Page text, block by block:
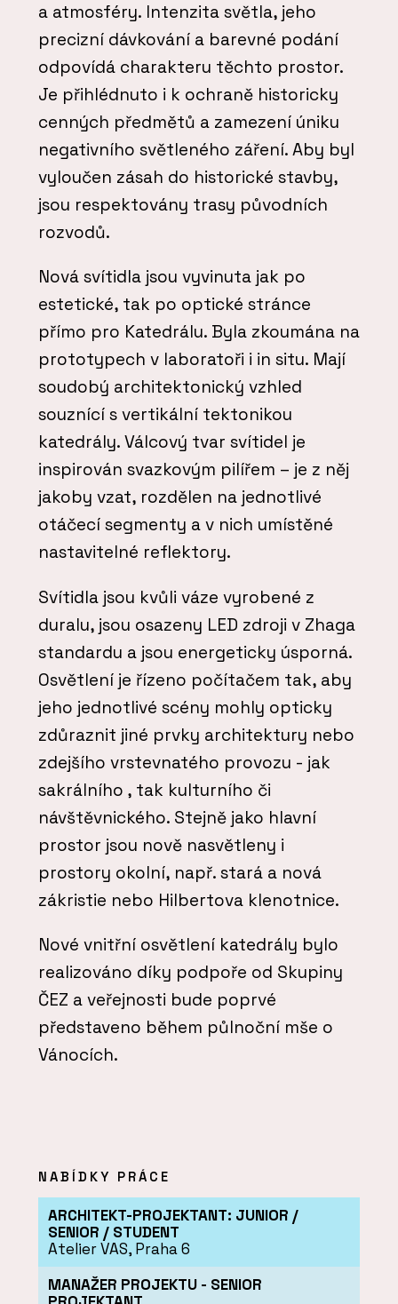
a atmosféry. Intenzita světla, jeho
precizní dávkování a barevné podání
odpovídá charakteru těchto prostor.
Je přihlédnuto i k ochraně historicky
cenných předmětů a zamezení úniku
negativního světleného záření. Aby byl
vyloučen zásah do historické stavby,
jsou respektovány trasy původních
rozvodů.
Nová svítidla jsou vyvinuta jak po
estetické, tak po optické stránce
přímo pro Katedrálu. Byla zkoumána na
prototypech v laboratoři i in situ. Mají
soudobý architektonický vzhled
souznící s vertikální tektonikou
katedrály. Válcový tvar svítidel je
inspirován svazkovým pilířem – je z něj
jakoby vzat, rozdělen na jednotlivé
otáčecí segmenty a v nich umístěné
nastavitelné reflektory.
Svítidla jsou kvůli váze vyrobené z
duralu, jsou osazeny LED zdroji v Zhaga
standardu a jsou energeticky úsporná.
Osvětlení je řízeno počítačem tak, aby
jeho jednotlivé scény mohly opticky
zdůraznit jiné prvky architektury nebo
zdejšího vrstevnatého provozu - jak
sakrálního , tak kulturního či
návštěvnického. Stejně jako hlavní
prostor jsou nově nasvětleny i
prostory okolní, např. stará a nová
zákristie nebo Hilbertova klenotnice.
Nové vnitřní osvětlení katedrály bylo
realizováno díky podpoře od Skupiny
ČEZ a veřejnosti bude poprvé
představeno během půlnoční mše o
Vánocích.
NABÍDKY PRÁCE
ARCHITEKT-PROJEKTANT: JUNIOR /
SENIOR / STUDENT
Atelier VAS, Praha 6
MANAŽER PROJEKTU - SENIOR